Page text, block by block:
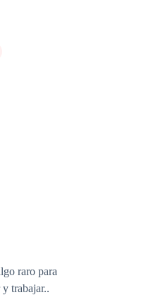
raro para
trabajar..